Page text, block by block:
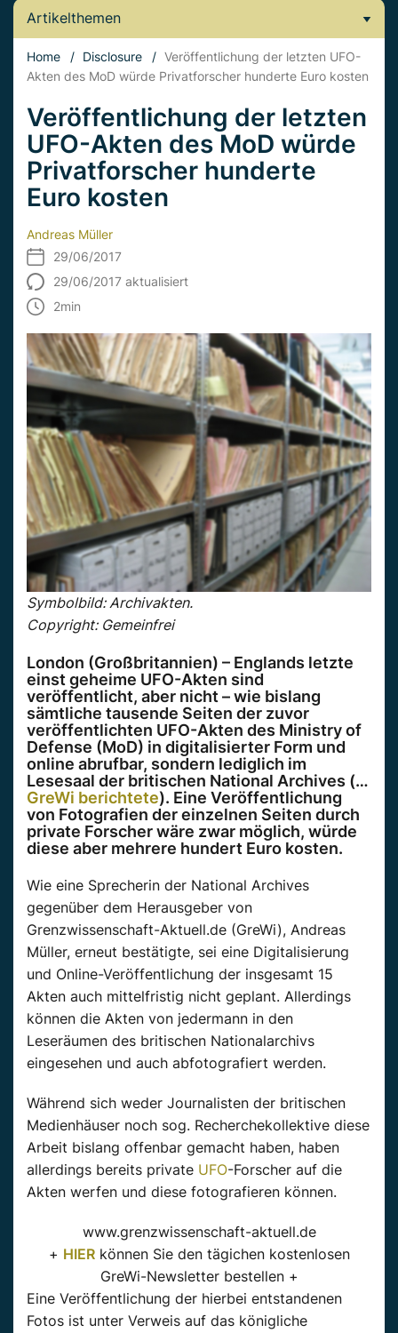
Artikelthemen
Home / Disclosure / Veröffentlichung der letzten UFO-
Akten des MoD würde Privatforscher hunderte Euro kosten
Veröffentlichung der letzten
UFO-Akten des MoD würde
Privatforscher hunderte
Euro kosten
Andreas Müller
29/06/2017
29/06/2017 aktualisiert
2min
Symbolbild: Archivakten.
Copyright: Gemeinfrei
London (Großbritannien) – Englands letzte
einst geheime UFO-Akten sind
veröffentlicht, aber nicht – wie bislang
sämtliche tausende Seiten der zuvor
veröffentlichten UFO-Akten des Ministry of
Defense (MoD) in digitalisierter Form und
online abrufbar, sondern lediglich im
Lesesaal der britischen National Archives (…
GreWi berichtete). Eine Veröffentlichung
von Fotografien der einzelnen Seiten durch
private Forscher wäre zwar möglich, würde
diese aber mehrere hundert Euro kosten.
Wie eine Sprecherin der National Archives
gegenüber dem Herausgeber von
Grenzwissenschaft-Aktuell.de (GreWi), Andreas
Müller, erneut bestätigte, sei eine Digitalisierung
und Online-Veröffentlichung der insgesamt 15
Akten auch mittelfristig nicht geplant. Allerdings
können die Akten von jedermann in den
Leseräumen des britischen Nationalarchivs
eingesehen und auch abfotografiert werden.
Während sich weder Journalisten der britischen
Medienhäuser noch sog. Recherchekollektive diese
Arbeit bislang offenbar gemacht haben, haben
allerdings bereits private UFO-Forscher auf die
Akten werfen und diese fotografieren können.
www.grenzwissenschaft-aktuell.de
+ HIERkönnen Sie den tägichen kostenlosen
GreWi-Newsletter bestellen +
Eine Veröffentlichung der hierbei entstandenen
Fotos ist unter Verweis auf das königliche